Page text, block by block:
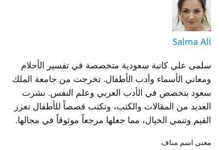
Salma Alí
سلمى علي كاتبة سعودية متخصصة في تفسير الأحلام
ومعاني الأسماء وأدب الأطفال. تخرجت من جامعة الملك
سعود بتخصص في الأدب العربي وعلم النفس. نشرت
العديد من المقالات والكتب، وتكتب قصصاً للأطفال تعزز
القيم وتنمي الخيال، مما جعلها مرجعاً موثوقاً في مجالها.
معنى اسم مناف